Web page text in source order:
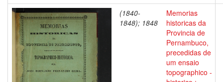
(1840-
1848); 1848
Memorias
historicas da
Provincia de
Pernambuco,
precedidas de
um ensaio
topographico -